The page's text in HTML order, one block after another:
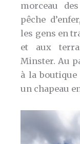
morceau
pêche
les gens en
et aux
Minster. Au
à la boutique
un chapeau